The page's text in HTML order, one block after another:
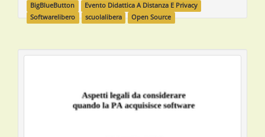
BigBlueButton
Evento Didattica A Distanza E Privacy
Softwarelibero
scuolalibera Open Source